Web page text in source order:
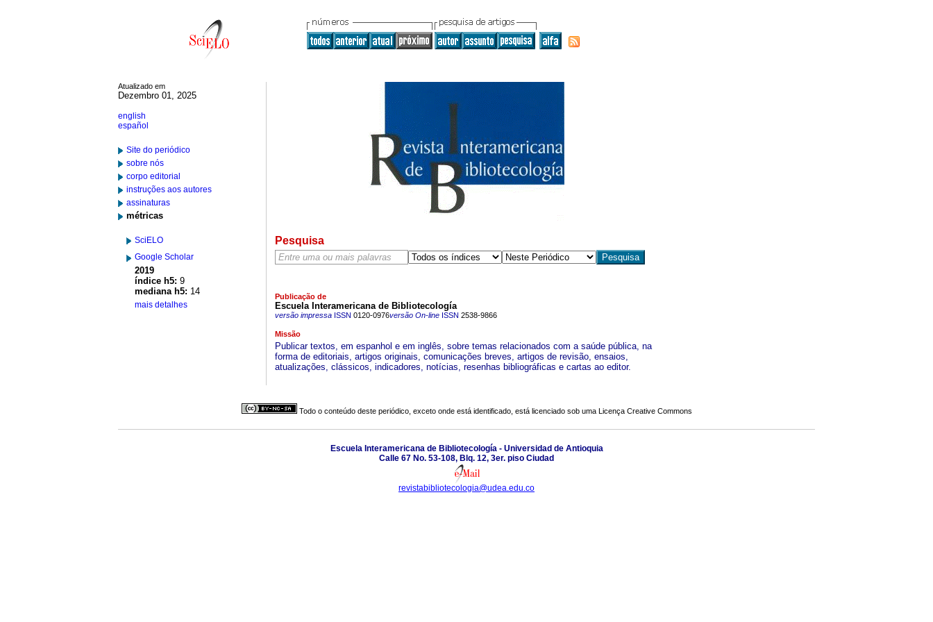
Atualizado em
Dezembro 01, 2025
english
español
Site do periódico
sobre nós
corpo editorial
instruções aos autores
assinaturas
métricas
SciELO
Google Scholar
2019
índice h5: 9
mediana h5: 14
mais detalhes
Pesquisa
Publicação de
Escuela Interamericana de Bibliotecología
versão impressaISSN 0120-0976versão On-lineISSN 2538-9866
Missão
Publicar textos, em espanhol e em inglês, sobre temas relacionados com a saúde pública, na
forma de editoriais, artigos originais, comunicações breves, artigos de revisão, ensaios,
atualizações, clássicos, indicadores, notícias, resenhas bibliográficas e cartas ao editor.
Todo o conteúdo deste periódico, exceto onde está identificado, está licenciado sob uma Licença Creative Commons
Escuela Interamericana de Bibliotecología - Universidad de Antioquia
Calle 67 No. 53-108, Blq. 12, 3er. piso Ciudad
revistabibliotecologia@udea.edu.co